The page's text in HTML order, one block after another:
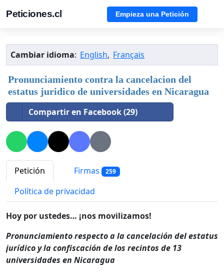
Peticiones.cl Empieza una Petición
Cambiar idioma: English, Français
Pronunciamiento contra la cancelacion del
estatus juridico de universidades en Nicaragua
Compartir en Facebook (29)
Petición Firmas 259
Política de privacidad
Hoy por ustedes… ¡nos movilizamos!
Pronunciamiento respecto a la cancelación del estatus
jurídico y la confiscación de los recintos de 13
universidades en Nicaragua